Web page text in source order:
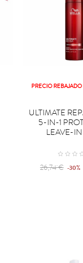
PRECIO REBAJADO

ULTIMATE
5-IN-1
LEAVE-
Regular
26,74 € -30%